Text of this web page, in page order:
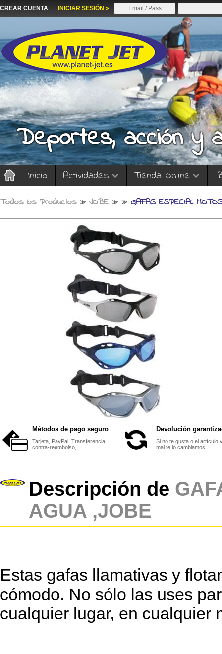
CREAR CUENTA INICIAR SESIÓN »
Deportes, acción y
Inicio Actividades Tienda Online
Todos los Productos » JOBE » » GAFAS ESPECIAL
Métodos de pago seguro
Tarjeta, PayPal, Transferencia,
contra-reembolso, ...
Devolución
Si no te gusta o el artículo
mal te lo cambiamos.
Descripción de
AGUA ,JOBE
Estas gafas llamativas y
cómodo. No sólo las uses
cualquier lugar, en cualquier